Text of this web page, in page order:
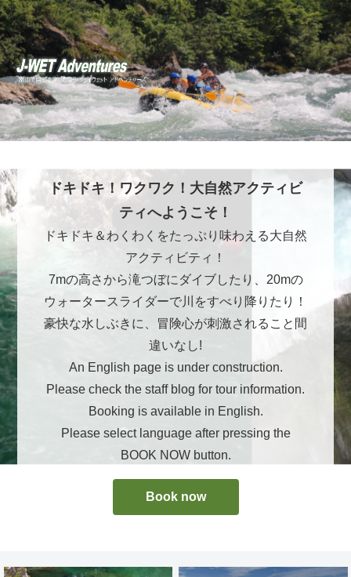
ドキドキ！ワクワク！大自然アクティビ
ティへようこそ！
ドキドキ＆わくわくをたっぷり味わえる大自然
アクティビティ！
7mの高さから滝つぼにダイブしたり、20mの
ウォータースライダーで川をすべり降りたり！
豪快な水しぶきに、冒険心が刺激されること間
違いなし!
An English page is under construction.
Please check the staff blog for tour information.
Booking is available in English.
Please select language after pressing the
BOOK NOW button.
Book now